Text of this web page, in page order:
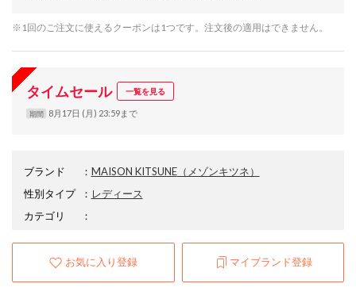
※1回のご注文に使えるクーポンは1つです。注文後の適用はできません。
タイムセール 一覧を見る
期間 8月17日 (月) 23:59まで
ブランド ： MAISON KITSUNE（メゾンキツネ）
性別タイプ
： レディース
カテゴリ
：
お気に入り登録 マイブランド登録